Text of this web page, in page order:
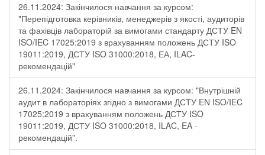
26.11.2024: Закінчилося навчання за курсом:
"Перепідготовка керівників, менеджерів з якості, аудиторів
та фахівців лабораторій за вимогами стандарту ДСТУ EN
ISO/IEC 17025:2019 з врахуванням положень ДСТУ ISO
19011:2019, ДСТУ ISO 31000:2018, ЕА, ILAC-
рекомендацій"
26.11.2024: Закінчилося навчання за курсом: "Внутрішній
аудит в лабораторіях згідно з вимогами ДСТУ EN ISO/IEC
17025:2019 з врахуванням положень ДСТУ ISO
19011:2019, ДСТУ ISO 31000:2018, ILAC, EA -
рекомендацій".